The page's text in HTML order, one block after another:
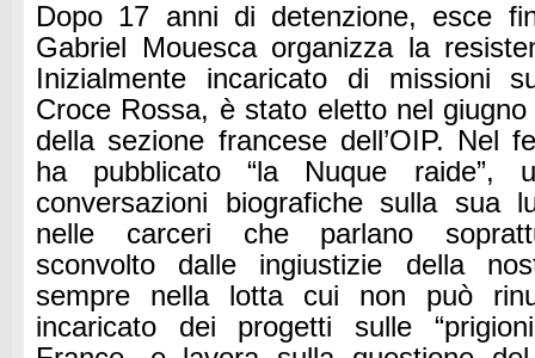
Dopo 17 anni di detenzione, esce
Gabriel Mouesca organizza la
Inizialmente incaricato di missioni
Croce Rossa, è stato eletto nel
della sezione francese dell’OIP. Nel
ha pubblicato “la Nuque raide”,
conversazioni biografiche sulla sua
nelle carceri che parlano
sconvolto dalle ingiustizie della
sempre nella lotta cui non può
incaricato dei progetti sulle